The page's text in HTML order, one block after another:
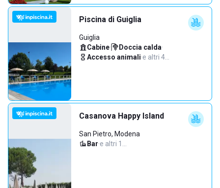
Piscina di Guiglia
Guiglia
Cabine· Doccia calda·
Accesso animali·e altri 4…
Casanova Happy Island
San Pietro, Modena
Bar·e altri 1…